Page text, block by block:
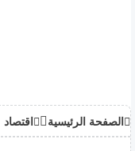
الصفحة الرئيسية اقتصاد